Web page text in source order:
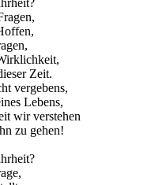
Zeit.
vergebens,
Lebens,
wir verstehen
zu gehen!